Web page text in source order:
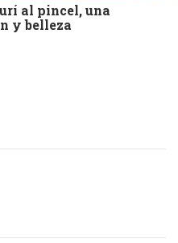
al pincel, una
y belleza